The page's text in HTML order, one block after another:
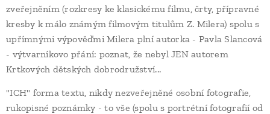
zveřejněním (rozkresy ke klasickému filmu, črty, přípravné
kresby k málo známým filmovým titulům Z. Milera) spolu s
upřímnými výpověďmi Milera plní autorka - Pavla Slancová
- výtvarníkovo přání: poznat, že nebyl JEN autorem
Krtkových dětských dobrodružství...
"ICH" forma textu, nikdy nezveřejněné osobní fotografie,
rukopisné poznámky - to vše (spolu s portrétní fotografií od